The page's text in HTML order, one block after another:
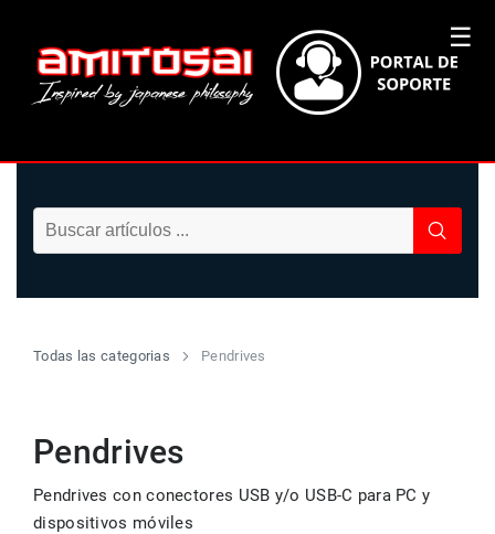
☰
Todas las categorias Pendrives
Pendrives
Pendrives con conectores USB y/o USB-C para PC y
dispositivos móviles